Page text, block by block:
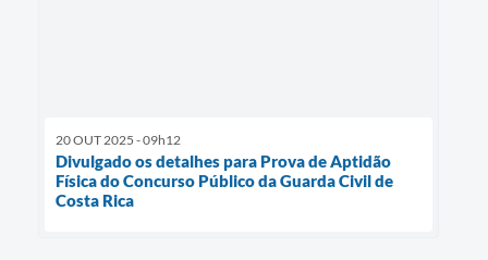
20 OUT 2025 - 09h12
Divulgado os detalhes para Prova de Aptidão
Física do Concurso Público da Guarda Civil de
Costa Rica